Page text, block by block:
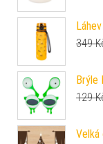
349
Brýle
129
Velká